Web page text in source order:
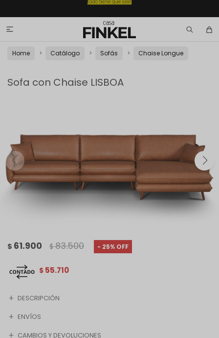

Home Catálogo Sofás Chaise Longue
Sofa con Chaise LISBOA
$ 61.900 $ 83.500 25
$ 55.710
DESCRIPCIÓN
ENVÍOS
CAMBIOS Y DEVOLUCIONES